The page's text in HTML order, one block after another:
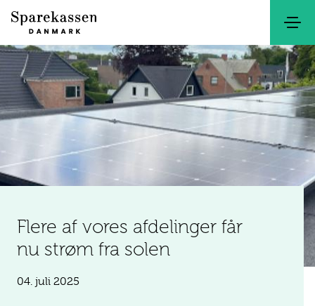
Flere af vores afdelinger får
nu strøm fra solen
04. juli 2025